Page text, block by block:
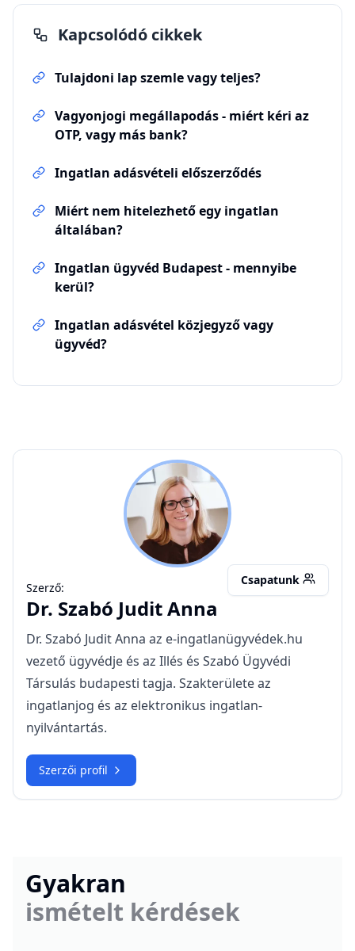
Kapcsolódó cikkek
Tulajdoni lap szemle vagy teljes?
Vagyonjogi megállapodás - miért kéri az
OTP, vagy más bank?
Ingatlan adásvételi előszerződés
Miért nem hitelezhető egy ingatlan
általában?
Ingatlan ügyvéd Budapest - mennyibe
kerül?
Ingatlan adásvétel közjegyző vagy
ügyvéd?
SJA
Szerző:
Csapatunk
Dr. Szabó Judit Anna
Dr. Szabó Judit Anna az e-ingatlanügyvédek.hu
vezető ügyvédje és az Illés és Szabó Ügyvédi
Társulás budapesti tagja. Szakterülete az
ingatlanjog és az elektronikus ingatlan-
nyilvántartás.
Szerzői profil
Gyakran
ismételt kérdések